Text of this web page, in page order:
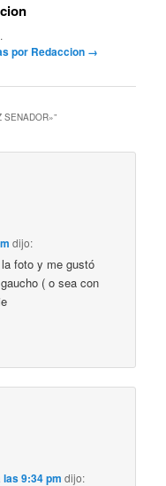
por Redaccion →
SENADOR»”
dijo:
foto y me gustó
( o sea con
las 9:34 pm dijo: